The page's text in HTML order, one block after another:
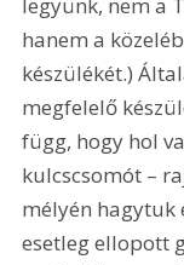
hanem a
készülékét.)
megfelelő
függ, hogy hol
kulcscsomót –
mélyén hagytuk
esetleg ellopott